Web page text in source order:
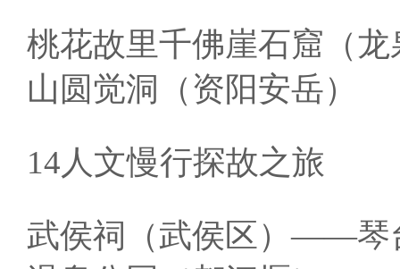
桃花故里千佛崖石窟（
山圆觉洞（资阳安岳）
14人文慢行探故之旅
武侯祠（武侯区）——